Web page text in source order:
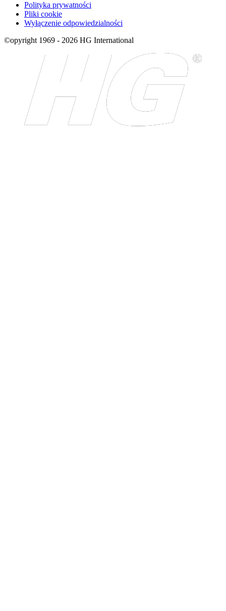
Polityka prywatności
Pliki cookie
Wyłączenie odpowiedzialności
©opyright 1969 - 2026 HG International